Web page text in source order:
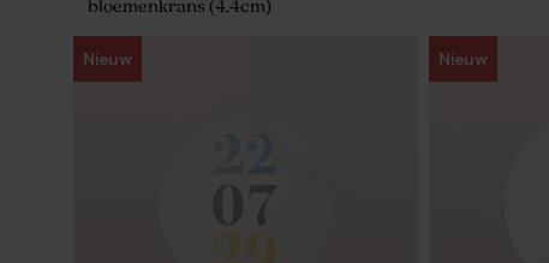
bloemenkrans (4,4cm)
Nieuw Nieuw